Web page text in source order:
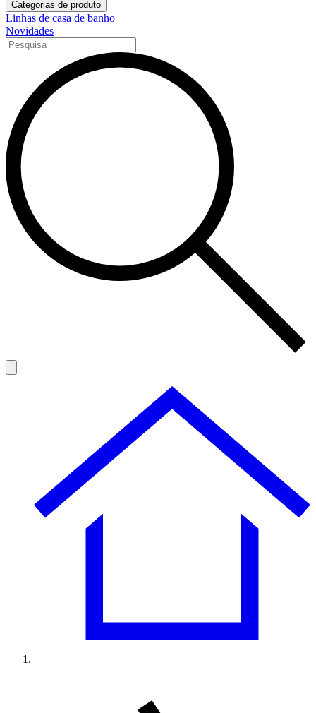
Categorias de produto
Linhas de casa de banho
Novidades